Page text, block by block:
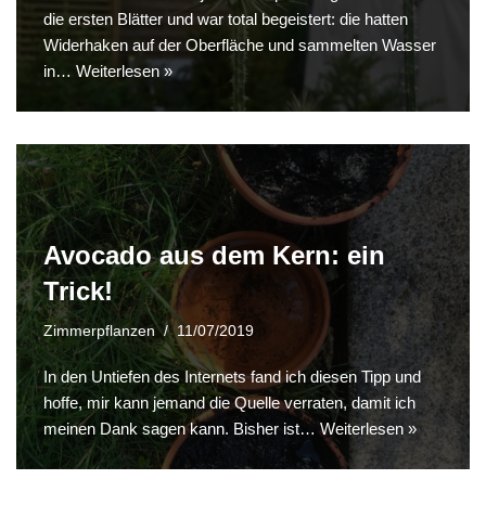
die ersten Blätter und war total begeistert: die hatten
Widerhaken auf der Oberfläche und sammelten Wasser
in… Weiterlesen »
Avocado aus dem Kern: ein
Trick!
Zimmerpflanzen 11/07/2019
In den Untiefen des Internets fand ich diesen Tipp und
hoffe, mir kann jemand die Quelle verraten, damit ich
meinen Dank sagen kann. Bisher ist… Weiterlesen »